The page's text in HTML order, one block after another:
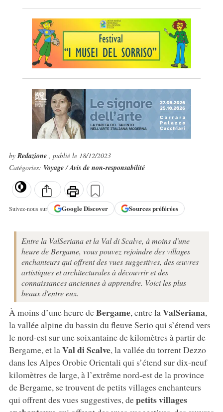
byRedazione , publié le 18/12/2023
Catégories: Voyage/Avis de non-responsabilité
Suivez-nous sur GoogleDiscover Sources préférées
Entre la ValSeriana et la Val di Scalve, à moins d'une
heure de Bergame, vous pouvez rejoindre des villages
enchanteurs qui offrent des vues suggestives, des œuvres
artistiques et architecturales à découvrir et des
connaissances anciennes à apprendre. Voici les plus
beaux d'entre eux.
À moins d’une heure deBergame, entre laValSeriana,
la vallée alpine du bassin du fleuve Serio qui s’étend vers
le nord-est sur une soixantaine de kilomètres à partir de
Bergame, et la Val di Scalve, la vallée du torrent Dezzo
dans les Alpes Orobie Orientali qui s’étend sur dix-neuf
kilomètres de large, à l’extrême nord-est de la province
de Bergame, se trouvent de petits villages enchanteurs
qui offrent des vues suggestives, depetits villages